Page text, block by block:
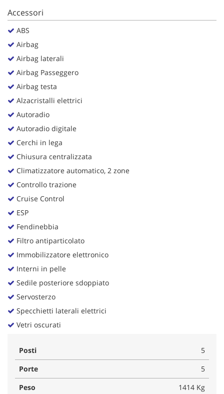
Accessori
ABS
Airbag
Airbag laterali
Airbag Passeggero
Airbag testa
Alzacristalli elettrici
Autoradio
Autoradio digitale
Cerchi in lega
Chiusura centralizzata
Climatizzatore automatico, 2 zone
Controllo trazione
Cruise Control
ESP
Fendinebbia
Filtro antiparticolato
Immobilizzatore elettronico
Interni in pelle
Sedile posteriore sdoppiato
Servosterzo
Specchietti laterali elettrici
Vetri oscurati
Posti
5
Porte
5
Peso
1414 Kg